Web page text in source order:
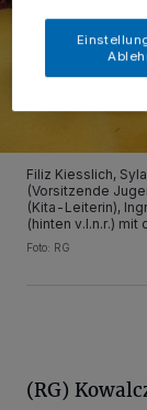
Filiz Kiesslich,
(Vorsitzende
(Kita-Leiterin),
(hinten v.l.n.r.)
Foto: RG
(RG)